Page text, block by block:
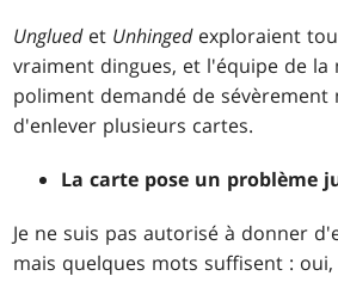
Ungluedet Unhingedexploraient
vraiment dingues, et l'équipe de la
poliment demandé de sévèrement
d'enlever plusieurs cartes.
La carte pose un problème
Je ne suis pas autorisé à donner
mais quelques mots suffisent :